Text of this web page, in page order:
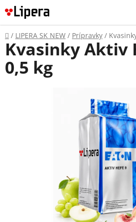
Prejsť
na
obsah
Domov
/ LIPERA SK NEW / Prípravky /
Kvasinky Aktiv
0,5 kg